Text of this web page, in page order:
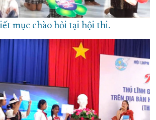
mục chào hỏi tại hội thi.